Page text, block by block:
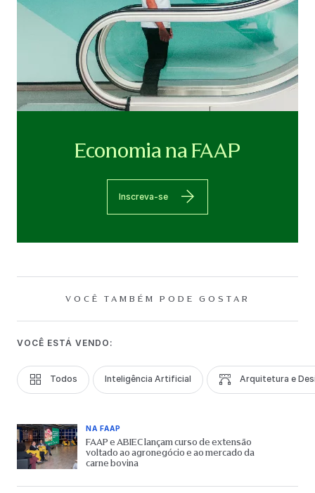
Economia na FAAP
Inscreva-se
VOCÊ TAMBÉM PODE GOSTAR
VOCÊ ESTÁ VENDO:
Todos Inteligência Artificial Arquitetura e
NA FAAP
FAAP e ABIEC lançam curso de extensão
voltado ao agronegócio e ao mercado da
carne bovina